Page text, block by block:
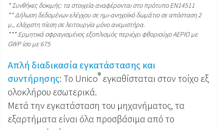
* Συνθήκες δοκιμής: τα στοιχεία αναφέρονται στο πρότυπο EN14511
** Δήλωση δεδομένων ελέγχου σε ημι-ανηχοϊκό δωμάτιο σε απόσταση 2
μ., ελάχιστη πίεση σε λειτουργία μόνο ανεμιστήρα.
*** Ερμητικά σφραγισμένος εξοπλισμός περιέχει φθοριούχο ΑΕΡΙΟ με
GWP ίσο με 675
Απλή διαδικασία εγκατάστασης και
συντήρησης: Το Unico® εγκαθίσταται στον τοίχο εξ
ολοκλήρου εσωτερικά.
Μετά την εγκατάσταση του μηχανήματος, τα
εξαρτήματα είναι όλα προσβάσιμα από το